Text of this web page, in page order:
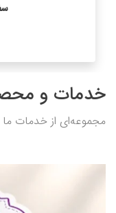
خدمات و
مجموعه‌ای از خدمات ما